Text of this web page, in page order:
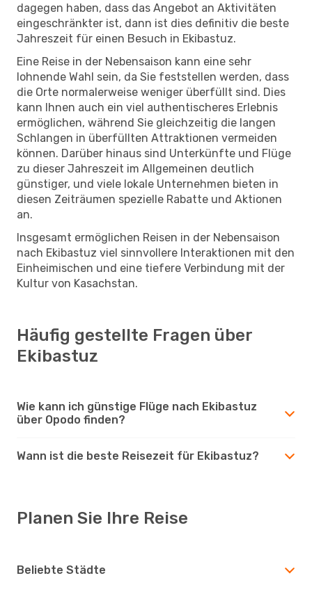
dagegen haben, dass das Angebot an Aktivitäten
eingeschränkter ist, dann ist dies definitiv die beste
Jahreszeit für einen Besuch in Ekibastuz.
Eine Reise in der Nebensaison kann eine sehr
lohnende Wahl sein, da Sie feststellen werden, dass
die Orte normalerweise weniger überfüllt sind. Dies
kann Ihnen auch ein viel authentischeres Erlebnis
ermöglichen, während Sie gleichzeitig die langen
Schlangen in überfüllten Attraktionen vermeiden
können. Darüber hinaus sind Unterkünfte und Flüge
zu dieser Jahreszeit im Allgemeinen deutlich
günstiger, und viele lokale Unternehmen bieten in
diesen Zeiträumen spezielle Rabatte und Aktionen
an.
Insgesamt ermöglichen Reisen in der Nebensaison
nach Ekibastuz viel sinnvollere Interaktionen mit den
Einheimischen und eine tiefere Verbindung mit der
Kultur von Kasachstan.
Häufig gestellte Fragen über
Ekibastuz
Wie kann ich günstige Flüge nach Ekibastuz
über Opodo finden?
Wann ist die beste Reisezeit für Ekibastuz?
Planen Sie Ihre Reise
Beliebte Städte